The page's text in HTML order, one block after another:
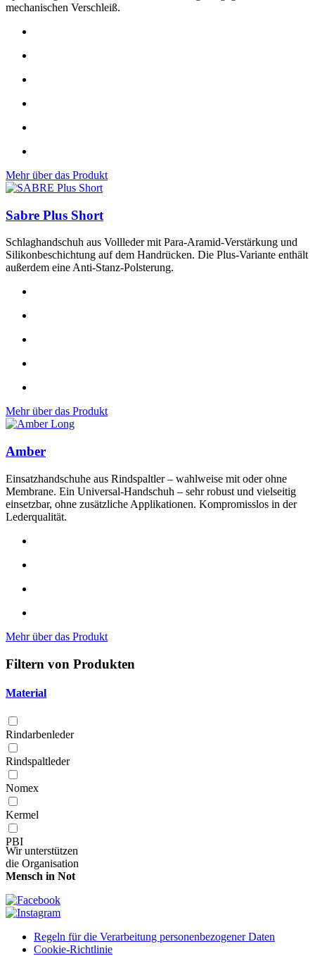
mechanischen Verschleiß.
Mehr über das Produkt
Sabre Plus Short
Schlaghandschuh aus Vollleder mit Para-Aramid-Verstärkung und
Silikonbeschichtung auf dem Handrücken. Die Plus-Variante enthält
außerdem eine Anti-Stanz-Polsterung.
Mehr über das Produkt
Amber
Einsatzhandschuhe aus Rindspaltler – wahlweise mit oder ohne
Membrane. Ein Universal-Handschuh – sehr robust und vielseitig
einsetzbar, ohne zusätzliche Applikationen. Kompromisslos in der
Lederqualität.
Mehr über das Produkt
Filtern von Produkten
Material
Rindarbenleder
Rindspaltleder
Nomex
Kermel
PBI
Wir unterstützen
die Organisation
Mensch in Not
Regeln für die Verarbeitung personenbezogener Daten
Cookie-Richtlinie